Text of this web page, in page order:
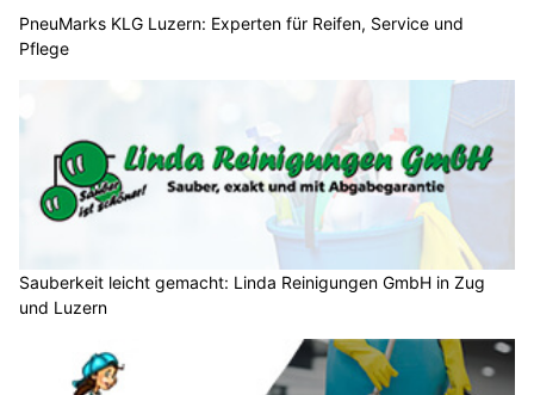
PneuMarks KLG Luzern: Experten für Reifen, Service und
Pflege
Sauberkeit leicht gemacht: Linda Reinigungen GmbH in Zug
und Luzern